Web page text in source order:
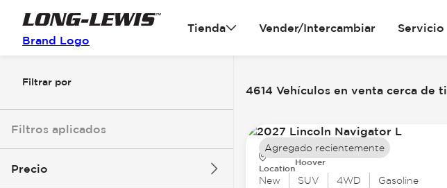
Brand Logo
Tienda Vender/Intercambiar Servicio
Filtrar por
Filtros aplicados
Precio
4614 Vehículos en venta cerca de ti
Location
Hoover
New SUV 4WD Gasoline
Agregado recientemente